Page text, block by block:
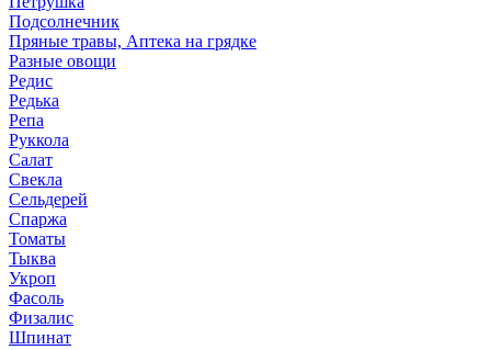
Подсолнечник
Пряные травы, Аптека на грядке
Разные овощи
Редис
Редька
Репа
Руккола
Салат
Свекла
Сельдерей
Спаржа
Томаты
Тыква
Укроп
Фасоль
Физалис
Шпинат